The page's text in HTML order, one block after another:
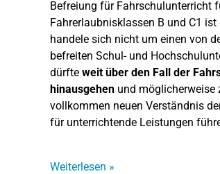
Befreiung für Fahrschulunterricht
Fahrerlaubnisklassen B und C1 ist
handele sich nicht um einen von
befreiten Schul- und
dürfte weit über den Fall der
hinausgehen und möglicherweise
vollkommen neuen Verständnis
für unterrichtende Leistungen
Weiterlesen »